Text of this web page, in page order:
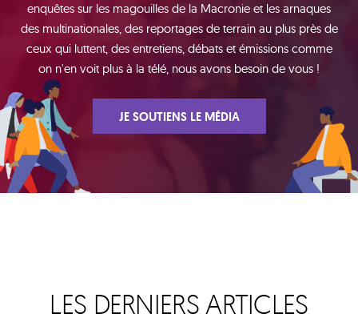
enquêtes sur les magouilles de la Macronie et les arnaques
des multinationales, des reportages de terrain au plus près de
ceux qui luttent, des entretiens, débats et émissions comme
on n'en voit plus à la télé, nous avons besoin de vous !
JE SOUTIENS LE MÉDIA
LES DERNIERS ARTICLES